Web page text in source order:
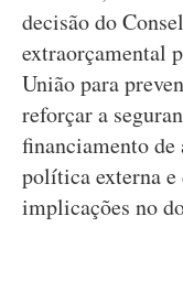
decisão do
extraorçamental
União para
reforçar a
financiamento de
política externa e
implicações no